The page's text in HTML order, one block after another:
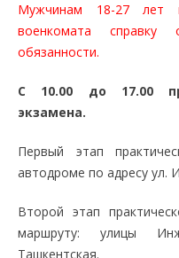
Мужчинам 18-27 лет
военкомата
обязанности.
С 10.00 до 17.00
экзамена.
Первый этап
автодроме по адресу
Второй этап
маршруту: улицы
Ташкентская.